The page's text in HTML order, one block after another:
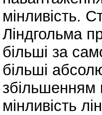
мінливість.
Ліндгольма
більші за
більші
збільшенням
мінливість